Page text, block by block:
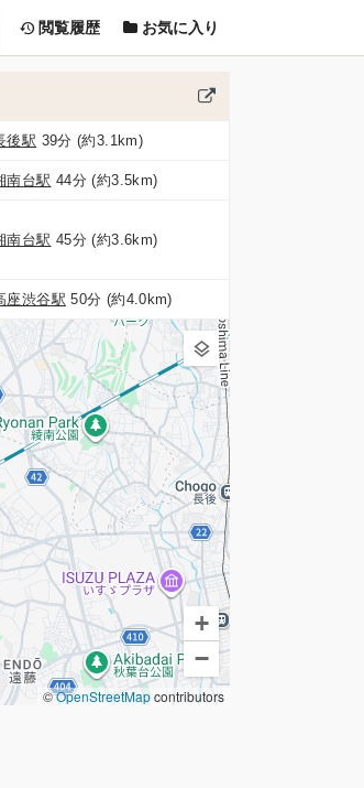
閲覧履歴 お気に入り
後駅 39分 (約3.1km)
南台駅 44分 (約3.5km)
南台駅 45分 (約3.6km)
座渋谷駅 50分 (約4.0km)
+
−
©OpenStreetMapcontributors